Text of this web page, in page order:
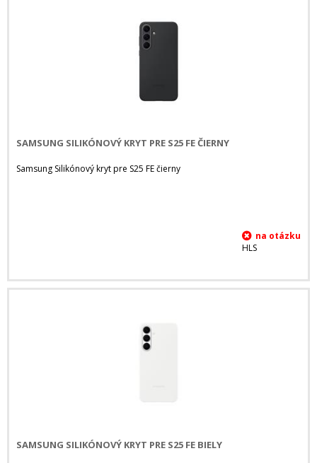
SAMSUNG SILIKÓNOVÝ KRYT PRE S25 FE ČIERNY
Samsung Silikónový kryt pre S25 FE čierny
HLS
SAMSUNG SILIKÓNOVÝ KRYT PRE S25 FE BIELY